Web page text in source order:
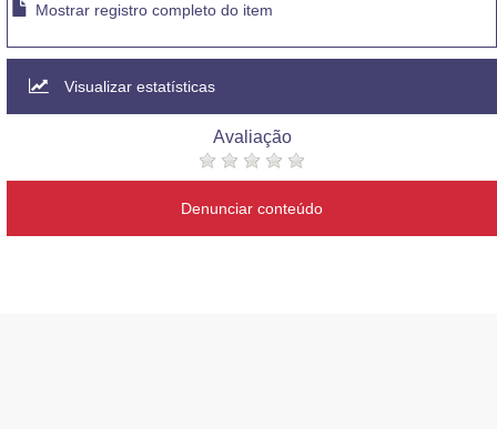
Mostrar registro completo do item
Visualizar estatísticas
Avaliação
Denunciar conteúdo